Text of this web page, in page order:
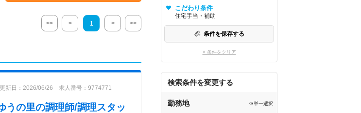
<< < 1 > >>
更新日：2026/06/26 求人番号：9774771
うの里の調理師/調理スタッ
こだわり条件
住宅手当・補助
条件を保存する
× 条件をクリア
検索条件を変更する
勤務地 ※単一選択